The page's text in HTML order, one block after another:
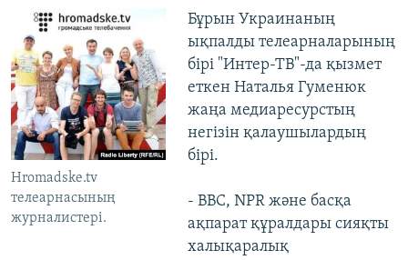
Hromadske.tv
телеарнасының
журналистері.
Бұрын Украинаның
ықпалды телеарналарының
бірі "Интер-ТВ"-да қызмет
еткен Наталья Гуменюк
жаңа медиаресурстың
негізін қалаушылардың
бірі.
- BBC, NPR және басқа
ақпарат құралдары сияқты
халықаралық